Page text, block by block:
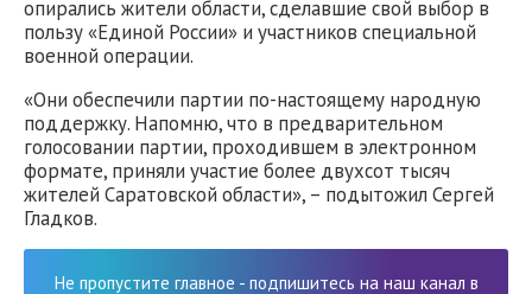
опирались жители области, сделавшие свой выбор в
пользу «Единой России» и участников специальной
военной операции.
«Они обеспечили партии по-настоящему народную
поддержку. Напомню, что в предварительном
голосовании партии, проходившем в электронном
формате, приняли участие более двухсот тысяч
жителей Саратовской области», – подытожил Сергей
Гладков.
Не пропустите главное - подпишитесь на наш канал в